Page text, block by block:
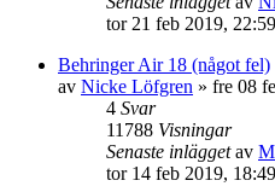
tor 21 feb 2019, 22:59
Behringer Air 18 (något fel)
av Nicke Löfgren » fre 08
4 Svar
11788 Visningar
Senaste inläggetav
tor 14 feb 2019, 18:49